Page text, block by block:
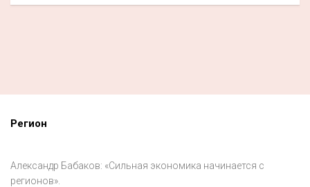
Регион
Александр Бабаков: «Сильная экономика начинается с
регионов».